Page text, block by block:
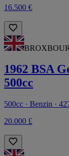
16.500 €
1962 BSA
500cc
500cc · Benzin ·
20.000 £